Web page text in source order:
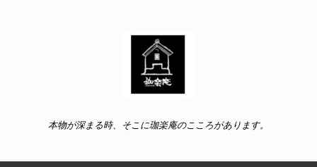
本物が深まる時、そこに珈楽庵のこころがあります。